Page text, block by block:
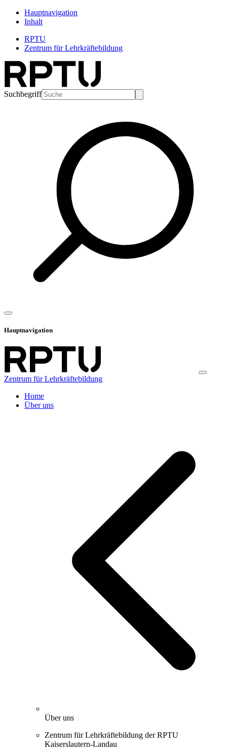
Hauptnavigation
Inhalt
RPTU
Zentrum für Lehrkräftebildung
Suchbegriff
Hauptnavigation
Zentrum für Lehrkräftebildung
Home
Über uns
Über uns
Zentrum für Lehrkräftebildung der RPTU
Kaiserslautern-Landau